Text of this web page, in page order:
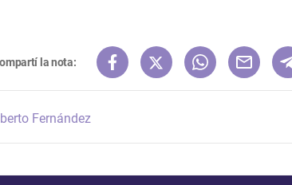
la nota:
Fernández